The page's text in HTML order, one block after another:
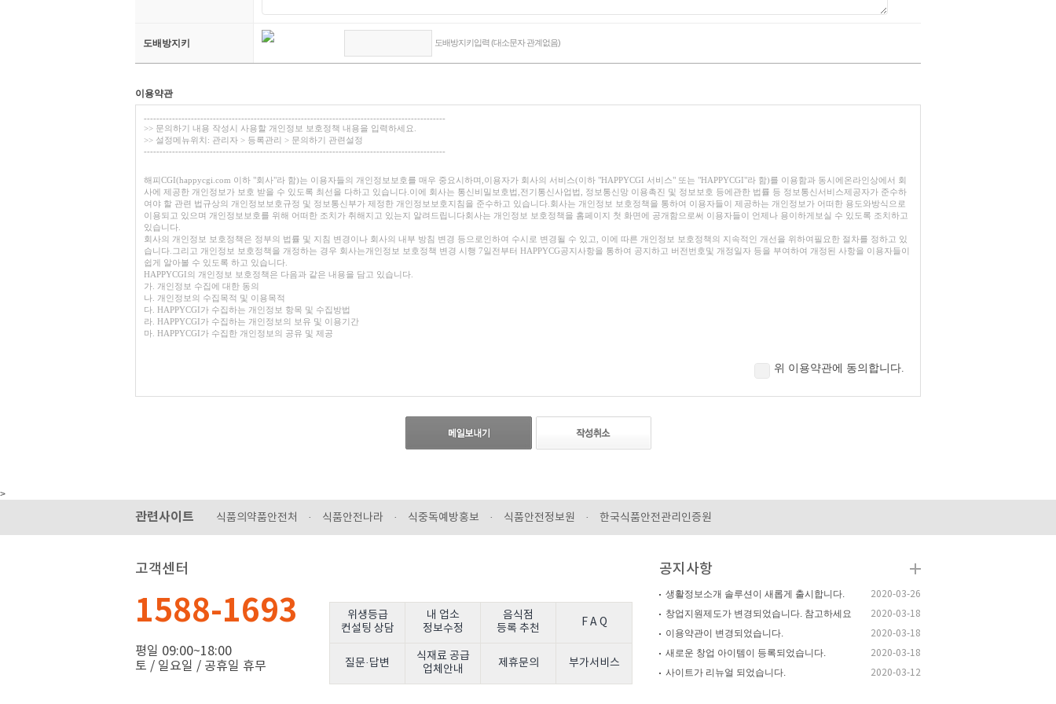
도배방지키 도배방지키입력 (대소문자 관계없음)
이용약관
------------------------------------------------------------------------------------------------
>> 문의하기 내용 작성시 사용할 개인정보 보호정책 내용을 입력하세요.
>> 설정메뉴위치: 관리자 > 등록관리 > 문의하기 관련설정
------------------------------------------------------------------------------------------------
해피CGI(happycgi.com 이하 "회사"라 함)는 이용자들의 개인정보보호를 매우 중요시하며,이용자가 회사의 서비스(이하 "HAPPYCGI 서비스" 또는 "HAPPYCGI"라 함)를 이용함과 동시에온라인상에서 회
사에 제공한 개인정보가 보호 받을 수 있도록 최선을 다하고 있습니다.이에 회사는 통신비밀보호법,전기통신사업법, 정보통신망 이용촉진 및 정보보호 등에관한 법률 등 정보통신서비스제공자가 준수하
여야 할 관련 법규상의 개인정보보호규정 및 정보통신부가 제정한 개인정보보호지침을 준수하고 있습니다.회사는 개인정보 보호정책을 통하여 이용자들이 제공하는 개인정보가 어떠한 용도와방식으로
이용되고 있으며 개인정보보호를 위해 어떠한 조치가 취해지고 있는지 알려드립니다회사는 개인정보 보호정책을 홈페이지 첫 화면에 공개함으로써 이용자들이 언제나 용이하게보실 수 있도록 조치하고
있습니다.
회사의 개인정보 보호정책은 정부의 법률 및 지침 변경이나 회사의 내부 방침 변경 등으로인하여 수시로 변경될 수 있고, 이에 따른 개인정보 보호정책의 지속적인 개선을 위하여필요한 절차를 정하고 있
습니다.그리고 개인정보 보호정책을 개정하는 경우 회사는개인정보 보호정책 변경 시행 7일전부터 HAPPYCG공지사항을 통하여 공지하고 버전번호및 개정일자 등을 부여하여 개정된 사항을 이용자들이
쉽게 알아볼 수 있도록 하고 있습니다.
HAPPYCGI의 개인정보 보호정책은 다음과 같은 내용을 담고 있습니다.
가. 개인정보 수집에 대한 동의
나. 개인정보의 수집목적 및 이용목적
다. HAPPYCGI가 수집하는 개인정보 항목 및 수집방법
라. HAPPYCGI가 수집하는 개인정보의 보유 및 이용기간
마. HAPPYCGI가 수집한 개인정보의 공유 및 제공
타. HAPPYCGI 개인정보 관리책임자 및 담당자의 소속-성명 및 연락처
"개인정보"라 함은 생존하는 개인에 관한 정보로서 당해 정보에 포함되어 있는 성명,주민등록번호 등의 사항에 의하여 당해 개인을 식별할 수 있는정보(당해 정보만으로는 특정 개인을 식별할 수 없더라도
다.
위 이용약관에 동의합니다.
>
관련사이트 식품의약품안전처 · 식품안전나라 · 식중독예방홍보 · 식품안전정보원 · 한국식품안전관리인증원
고객센터
1588-1693
평일 09:00~18:00
토 / 일요일 / 공휴일 휴무
위생등급
컨설팅 상담
내 업소
정보수정
음식점
등록 추천
F A Q
질문·답변
식재료 공급
업체안내
제휴문의 부가서비스
공지사항
생활정보소개 솔루션이 새롭게 출시합니다. 2020-03-26
창업지원제도가 변경되었습니다. 참고하세요 2020-03-18
이용약관이 변경되었습니다. 2020-03-18
새로운 창업 아이템이 등록되었습니다. 2020-03-18
사이트가 리뉴얼 되었습니다. 2020-03-12